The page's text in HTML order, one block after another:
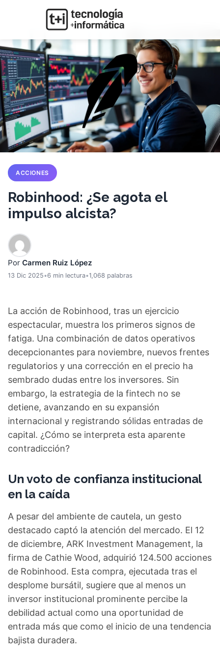
ACCIONES
Robinhood: ¿Se agota el
impulso alcista?
Por Carmen Ruiz López
13 Dic 2025•6 min lectura•1,068 palabras
La acción de Robinhood, tras un ejercicio
espectacular, muestra los primeros signos de
fatiga. Una combinación de datos operativos
decepcionantes para noviembre, nuevos frentes
regulatorios y una corrección en el precio ha
sembrado dudas entre los inversores. Sin
embargo, la estrategia de la fintech no se
detiene, avanzando en su expansión
internacional y registrando sólidas entradas de
capital. ¿Cómo se interpreta esta aparente
contradicción?
Un voto de confianza institucional
en la caída
A pesar del ambiente de cautela, un gesto
destacado captó la atención del mercado. El 12
de diciembre, ARK Investment Management, la
firma de Cathie Wood, adquirió 124.500 acciones
de Robinhood. Esta compra, ejecutada tras el
desplome bursátil, sugiere que al menos un
inversor institucional prominente percibe la
debilidad actual como una oportunidad de
entrada más que como el inicio de una tendencia
bajista duradera.